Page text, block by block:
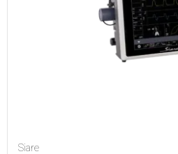
Siare